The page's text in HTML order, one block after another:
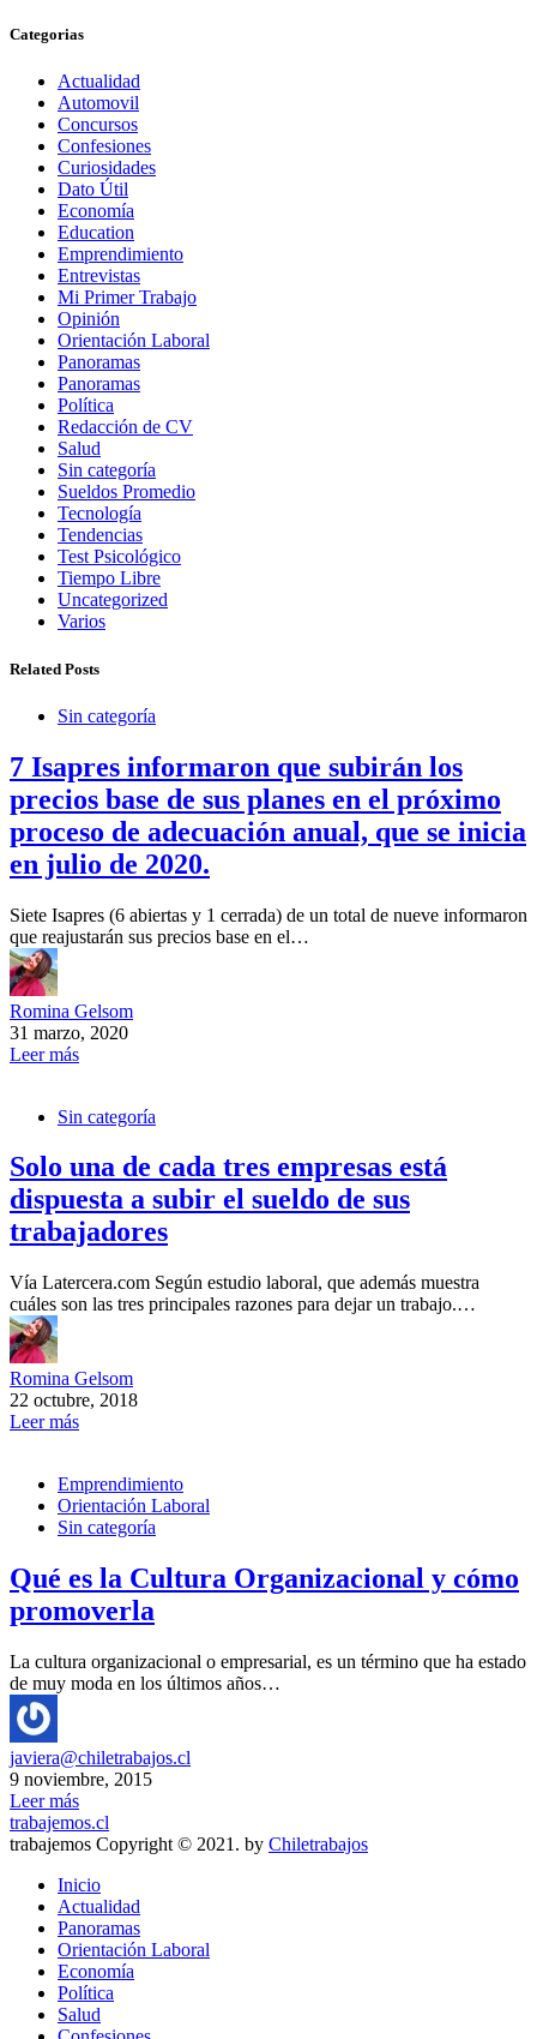
Categorias
Actualidad
Automovil
Concursos
Confesiones
Curiosidades
Dato Útil
Economía
Education
Emprendimiento
Entrevistas
Mi Primer Trabajo
Opinión
Orientación Laboral
Panoramas
Panoramas
Política
Redacción de CV
Salud
Sin categoría
Sueldos Promedio
Tecnología
Tendencias
Test Psicológico
Tiempo Libre
Uncategorized
Varios
Related Posts
Sin categoría
7 Isapres informaron que subirán los
precios base de sus planes en el próximo
proceso de adecuación anual, que se inicia
en julio de 2020.
Siete Isapres (6 abiertas y 1 cerrada) de un total de nueve informaron
que reajustarán sus precios base en el…
Romina Gelsom
31 marzo, 2020
Leer más
Sin categoría
Solo una de cada tres empresas está
dispuesta a subir el sueldo de sus
trabajadores
Vía Latercera.com Según estudio laboral, que además muestra
cuáles son las tres principales razones para dejar un trabajo.…
Romina Gelsom
22 octubre, 2018
Leer más
Emprendimiento
Orientación Laboral
Sin categoría
Qué es la Cultura Organizacional y cómo
promoverla
La cultura organizacional o empresarial, es un término que ha estado
de muy moda en los últimos años…
javiera@chiletrabajos.cl
9 noviembre, 2015
Leer más
trabajemos.cl
trabajemos Copyright © 2021. by Chiletrabajos
Inicio
Actualidad
Panoramas
Orientación Laboral
Economía
Política
Salud